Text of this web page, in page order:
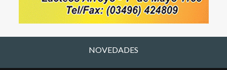
NOVEDADES